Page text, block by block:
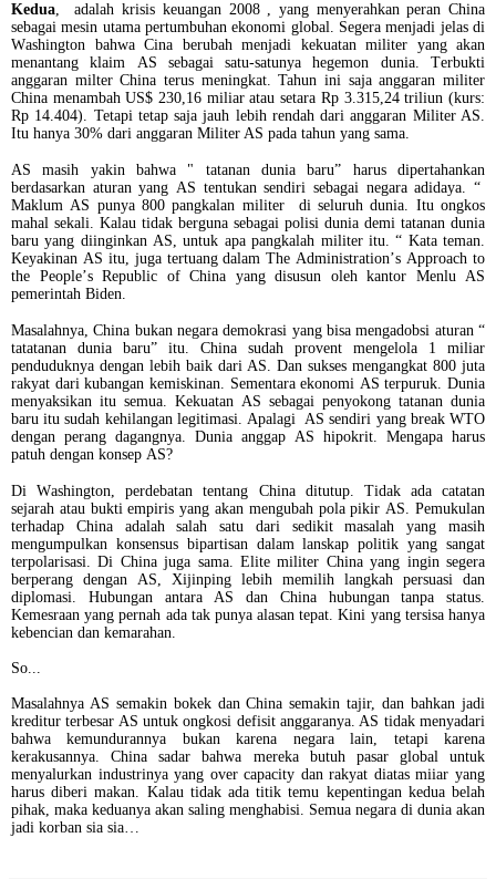
Kedua, adalah krisis keuangan 2008 , yang menyerahkan peran China
sebagai mesin utama pertumbuhan ekonomi global. Segera menjadi jelas di
Washington bahwa Cina berubah menjadi kekuatan militer yang akan
menantang klaim AS sebagai satu-satunya hegemon dunia. Terbukti
anggaran milter China terus meningkat.Tahun ini saja anggaran militer
China menambah US$ 230,16 miliar atau setara Rp 3.315,24 triliun (kurs:
Rp 14.404). Tetapi tetap saja jauh lebih rendah dari anggaran Militer AS.
Itu hanya 30% dari anggaran Militer AS pada tahun yang sama.
AS masih yakin bahwa " tatanan dunia baru” harus dipertahankan
berdasarkan aturan yang AS tentukan sendiri sebagai negara adidaya. “
Maklum AS punya 800 pangkalan militer di seluruh dunia. Itu ongkos
mahal sekali. Kalau tidak berguna sebagai polisi dunia demi tatanan dunia
baru yang diinginkan AS, untuk apa pangkalah militer itu. “ Kata teman.
Keyakinan AS itu, juga tertuang dalam The Administration’s Approach to
the People’s Republic of China yang disusun oleh kantor Menlu AS
pemerintah Biden.
Masalahnya, China bukan negara demokrasi yang bisa mengadobsi aturan “
tatatanan dunia baru” itu. China sudah provent mengelola 1 miliar
penduduknya dengan lebih baik dari AS. Dan sukses mengangkat 800 juta
rakyat dari kubangan kemiskinan. Sementara ekonomi AS terpuruk. Dunia
menyaksikan itu semua. Kekuatan AS sebagai penyokong tatanan dunia
baru itu sudah kehilangan legitimasi. Apalagi AS sendiri yang break WTO
dengan perang dagangnya. Dunia anggap AS hipokrit. Mengapa harus
patuh dengan konsep AS?
Di Washington, perdebatan tentang China ditutup. Tidak ada catatan
sejarah atau bukti empiris yang akan mengubah pola pikir AS. Pemukulan
terhadap China adalah salah satu dari sedikit masalah yang masih
mengumpulkan konsensus bipartisan dalam lanskap politik yang sangat
terpolarisasi. Di China juga sama. Elite militer China yang ingin segera
berperang dengan AS, Xijinping lebih memilih langkah persuasi dan
diplomasi. Hubungan antara AS dan China hubungan tanpa status.
Kemesraan yang pernah ada tak punya alasan tepat. Kini yang tersisa hanya
kebencian dan kemarahan.
So...
Masalahnya AS semakin bokek dan China semakin tajir, dan bahkan jadi
kreditur terbesar AS untuk ongkosi defisit anggaranya. AS tidak menyadari
bahwa kemundurannya bukan karena negara lain, tetapi karena
kerakusannya. China sadar bahwa mereka butuh pasar global untuk
menyalurkan industrinya yang over capacity dan rakyat diatas miiar yang
harus diberi makan. Kalau tidak ada titik temu kepentingan kedua belah
pihak, maka keduanya akan saling menghabisi. Semua negara di dunia akan
jadi korban sia sia…